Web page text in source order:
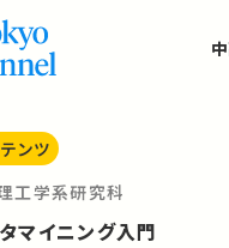
ンツ
工学系研究科
マイニング入門